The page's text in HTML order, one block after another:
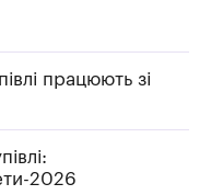
працюють зі
2026